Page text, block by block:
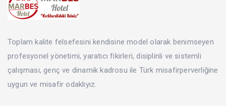
Toplam kalite felsefesini kendisine model olarak benimseyen
profesyonel yönetimi, yaratıcı fikirleri, disiplinli ve sistemli
çalışması, genç ve dinamik kadrosu ile Türk misafirperverliğine
uygun ve misafir odaklıyız.